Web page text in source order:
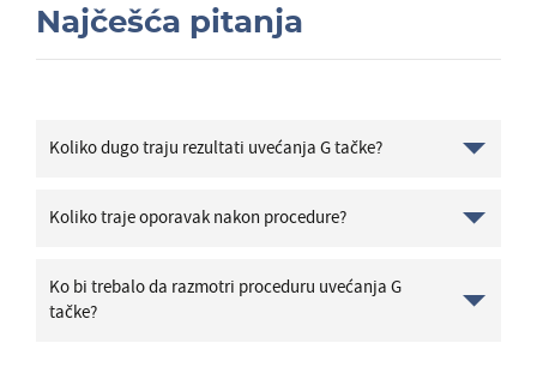
Najčešća pitanja
Koliko dugo traju rezultati uvećanja G tačke?
Koliko traje oporavak nakon procedure?
Ko bi trebalo da razmotri proceduru uvećanja G
tačke?